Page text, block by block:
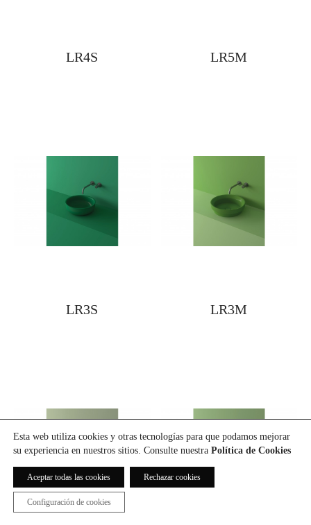
LR4S LR5M
LR3S LR3M
Esta web utiliza cookies y otras tecnologías para que podamos mejorar
su experiencia en nuestros sitios. Consulte nuestra Política de Cookies
Aceptar todas las cookies Rechazar cookies
Configuración de cookies